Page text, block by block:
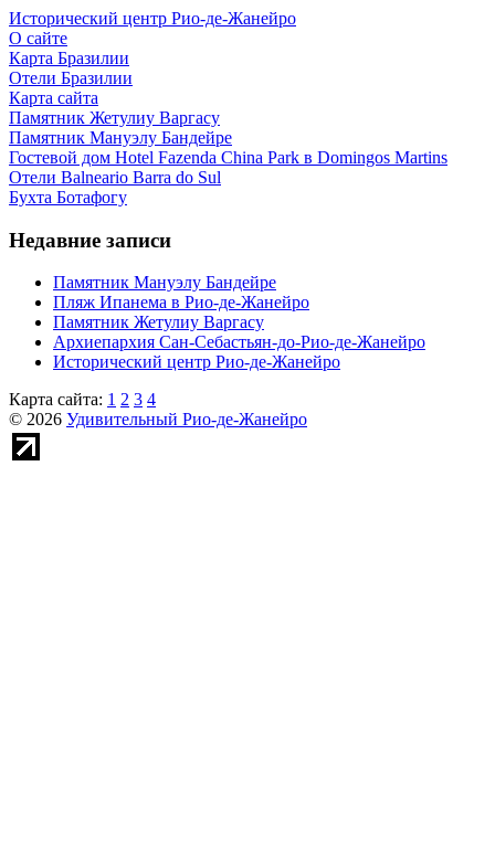
Исторический центр Рио-де-Жанейро
О сайте
Карта Бразилии
Отели Бразилии
Карта сайта
Памятник Жетулиу Варгасу
Памятник Мануэлу Бандейре
Гостевой дом Hotel Fazenda China Park в Domingos Martins
Отели Balneario Barra do Sul
Бухта Ботафогу
Недавние записи
Памятник Мануэлу Бандейре
Пляж Ипанема в Рио-де-Жанейро
Памятник Жетулиу Варгасу
Архиепархия Сан-Себастьян-до-Рио-де-Жанейро
Исторический центр Рио-де-Жанейро
Карта сайта: 1 2 3 4
© 2026 Удивительный Рио-де-Жанейро